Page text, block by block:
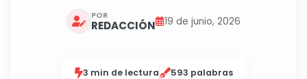
POR
REDACCIÓN 19 de junio, 2026
3 min de lectura 593 palabras